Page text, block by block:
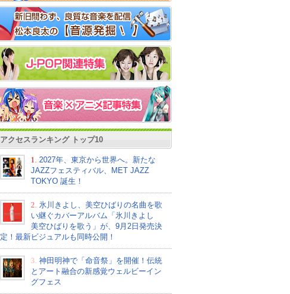
アクセスランキング トップ10
1.
2027年、東京から世界へ。新たな
JAZZフェスティバル、MET JAZZ
TOKYO 誕生！
2. 氷川きよし、美空ひばりの名曲を歌
い継ぐカバーアルバム「氷川きよし
美空ひばりを歌う」が、9月2日発売決
定！最新ビジュアルも同時公開！
3. 神田明神で「命音祭」を開催！伝統
とアート融合の新感覚ウェルビーイン
グフェス